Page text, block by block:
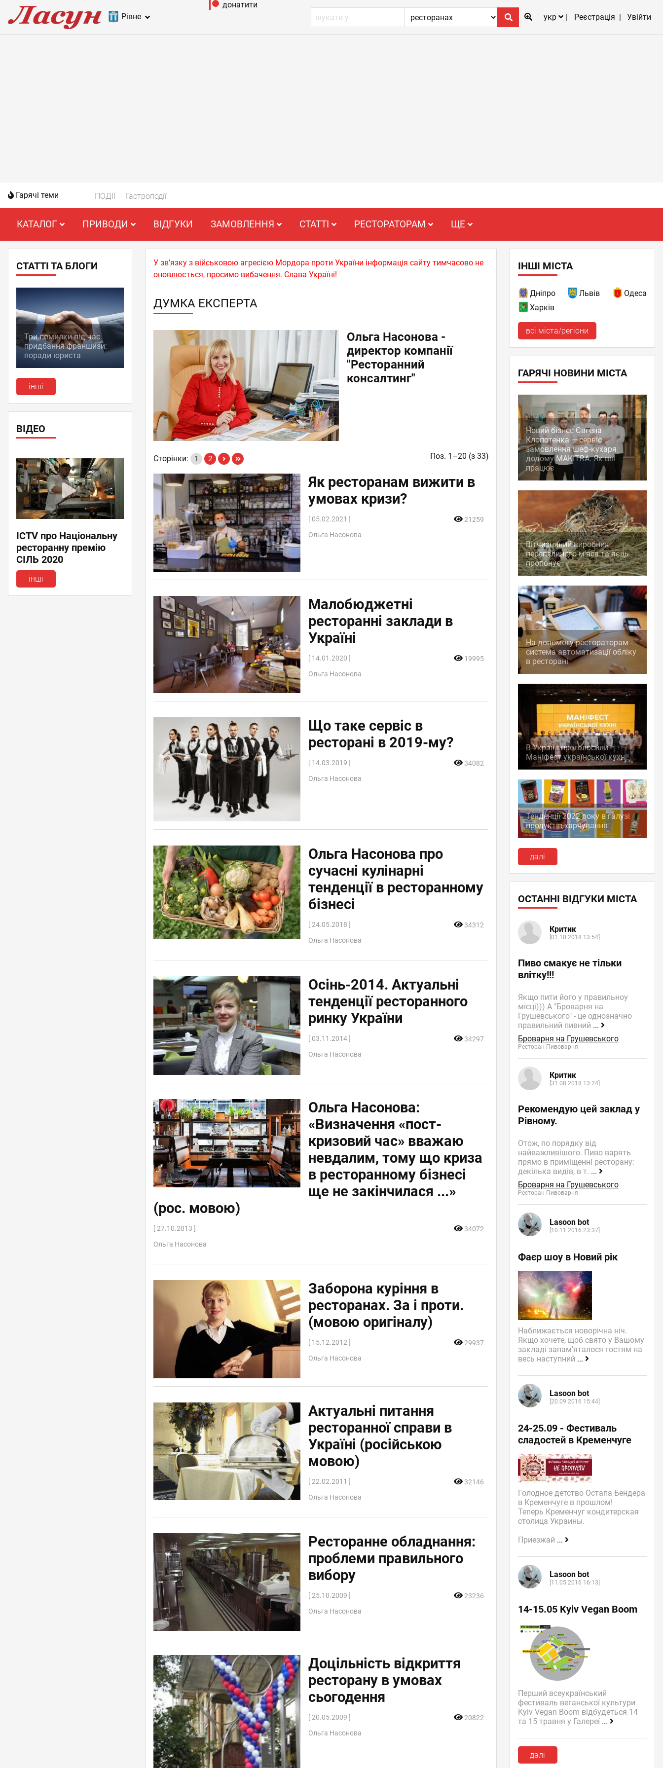
Рівне
донатити
укр
Реєстрація Увійти
Гарячі теми ПОДІЇ Гастроподії
КАТАЛОГ ПРИВОДИ ВІДГУКИ ЗАМОВЛЕННЯ СТАТТІ РЕСТОРАТОРАМ ЩЕ
СТАТТІ ТА БЛОГИ
Три помилки під час
придбання франшизи:
поради юриста
інші
ВІДЕО
ICTV про Національну
ресторанну премію
СІЛЬ 2020
інші
У зв'язку з військовою агресією Мордора проти України інформація сайту тимчасово не
оновлюється, просимо вибачення. Слава Україні!
ДУМКА ЕКСПЕРТА
Ольга Насонова -
директор компанії
"Ресторанний
консалтинг"
Поз. 1–20 (з 33)
Сторінки: 1 2
Як ресторанам вижити в
умовах кризи?
[ 05.02.2021 ]
21259
Ольга Насонова
Малобюджетні
ресторанні заклади в
Україні
[ 14.01.2020 ]
19995
Ольга Насонова
Що таке сервіс в
ресторані в 2019-му?
[ 14.03.2019 ]
34082
Ольга Насонова
Ольга Насонова про
сучасні кулінарні
тенденції в ресторанному
бізнесі
[ 24.05.2018 ]
34312
Ольга Насонова
Осінь-2014. Актуальні
тенденції ресторанного
ринку України
[ 03.11.2014 ]
34297
Ольга Насонова
Ольга Насонова:
«Визначення «пост-
кризовий час» вважаю
невдалим, тому що криза
в ресторанному бізнесі
ще не закінчилася ...»
(рос. мовою)
[ 27.10.2013 ]
34072
Ольга Насонова
Заборона куріння в
ресторанах. За і проти.
(мовою оригіналу)
[ 15.12.2012 ]
29937
Ольга Насонова
Актуальні питання
ресторанної справи в
Україні (російською
мовою)
[ 22.02.2011 ]
32146
Ольга Насонова
Ресторанне обладнання:
проблеми правильного
вибору
[ 25.10.2009 ]
23236
Ольга Насонова
Доцільність відкриття
ресторану в умовах
сьогодення
[ 20.05.2009 ]
20822
Ольга Насонова
ІНШІ МІСТА
Дніпро Львів
Одеса
Харків
всі міста/регіони
ГАРЯЧІ НОВИНИ МІСТА
Новий бізнес Євгена
Клопотенка — сервіс
замовлення шеф-кухаря
додому MAKITRA. Як він
працює
Вітчизняний виробник
перепелиного м'яса та яєць
пропонує
На допомогу рестораторам -
система автоматизації обліку
в ресторані
В Україні проголосили
Маніфест української кухні!
Тенденції 2022 року в галузі
продуктів харчування
далі
ОСТАННІ ВІДГУКИ МІСТА
Критик
[01.10.2018 13:54]
Пиво смакує не тільки
влітку!!!
Якщо пити його у правильноу
місці))) А "Броварня на
Грушевського" - це однозначно
правильний пивний ...
Броварня на Грушевського
Ресторан Пивоварня
Критик
[31.08.2018 13:24]
Рекомендую цей заклад у
Рівному.
Отож, по порядку від
найважливішого. Пиво варять
прямо в приміщенні ресторану:
декілька видів, в т. ...
Броварня на Грушевського
Ресторан Пивоварня
Lasoon bot
[10.11.2016 23:37]
Фаєр шоу в Новий рік
Наближається новорічна ніч.
Якщо хочете, щоб свято у Вашому
закладі запам'яталося гостям на
весь наступний ...
Lasoon bot
[20.09.2016 15:44]
24-25.09 - Фестиваль
сладостей в Кременчуге
Голодное детство Остапа Бендера
в Кременчуге в прошлом!
Теперь Кременчуг кондитерская
столица Украины.
Приезжай ...
Lasoon bot
[11.05.2016 16:13]
14-15.05 Kyiv Vegan Boom
Перший всеукраїнський
фестиваль веганської культури
Kyiv Vegan Boom відбудеться 14
та 15 травня у Галереї ...
далі